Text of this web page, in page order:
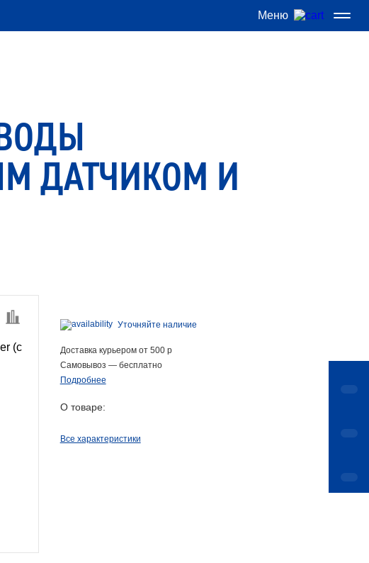
Меню
ДАТЧИКОМ И
Уточняйте наличие
Доставка курьером от 500 р
Самовывоз — бесплатно
Подробнее
О товаре:
Все характеристики